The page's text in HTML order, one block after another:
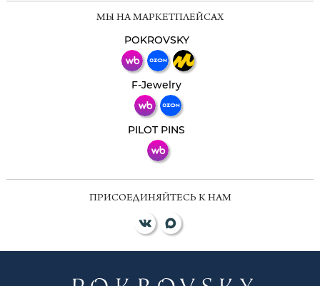
МЫ НА МАРКЕТПЛЕЙСАХ
POKROVSKY
F-Jewelry
PILOT PINS
ПРИСОЕДИНЯЙТЕСЬ К НАМ